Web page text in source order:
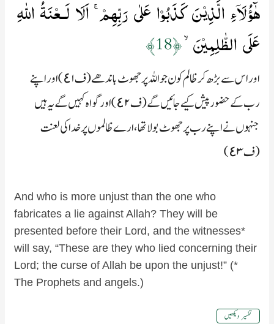
هٰٓؤُلَاۤءِ الَّذِيۡنَ كَذَبُوۡا عَلٰى رَبِّهِمۡ​ ۚ اَلَا لَـعۡنَةُ اللّٰهِ
عَلَى الظّٰلِمِيۡنَۙ‏﴿18﴾
اور اس سے بڑھ کر ظالم کون جو اللہ پر جھوٹ باندھے (ف٤۱) اور اپنے
رب کے حضور پیش کیے جائیں گے (ف٤۲) اور گواہ کہیں گے یہ ہیں
جنہوں نے اپنے رب پر جھوٹ بولا تھا، ارے ظا لموں پر خدا کی لعنت
(ف٤۳)
And who is more unjust than the one who
fabricates a lie against Allah? They will be
presented before their Lord, and the witnesses*
will say, “These are they who lied concerning their
Lord; the curse of Allah be upon the unjust!” (*
The Prophets and angels.)
تفسیر دیکھیں